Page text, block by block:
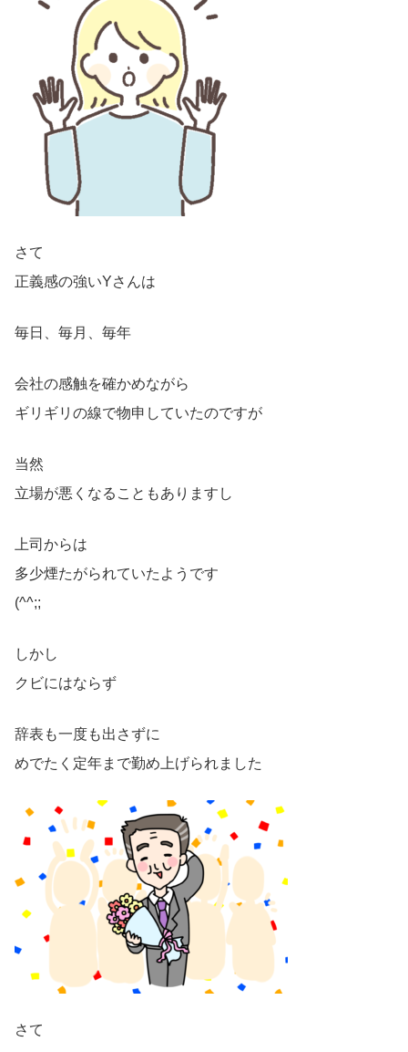
さて
正義感の強いYさんは
毎日、毎月、毎年
会社の感触を確かめながら
ギリギリの線で物申していたのですが
当然
立場が悪くなることもありますし
上司からは
多少煙たがられていたようです
(^^;;
しかし
クビにはならず
辞表も一度も出さずに
めでたく定年まで勤め上げられました
さて